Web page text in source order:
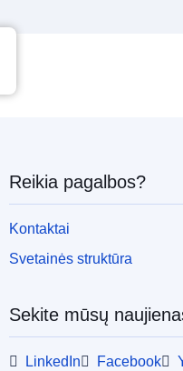
Reikia pagalbos?
Kontaktai
Svetainės struktūra
Sekite mūsų
LinkedIn Facebook